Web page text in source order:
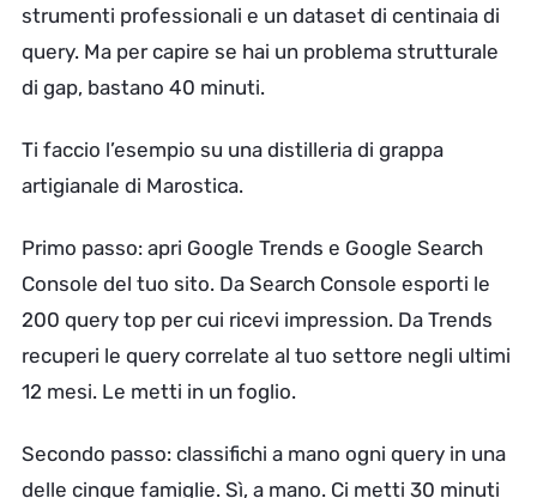
strumenti professionali e un dataset di centinaia di
query. Ma per capire se hai un problema strutturale
di gap, bastano 40 minuti.
Ti faccio l’esempio su una distilleria di grappa
artigianale di Marostica.
Primo passo: apri Google Trends e Google Search
Console del tuo sito. Da Search Console esporti le
200 query top per cui ricevi impression. Da Trends
recuperi le query correlate al tuo settore negli ultimi
12 mesi. Le metti in un foglio.
Secondo passo: classifichi a mano ogni query in una
delle cinque famiglie. Sì, a mano. Ci metti 30 minuti